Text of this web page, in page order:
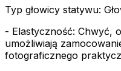
Typ głowicy statywu:
- Elastyczność: Chwyć,
umożliwiają
fotograficznego